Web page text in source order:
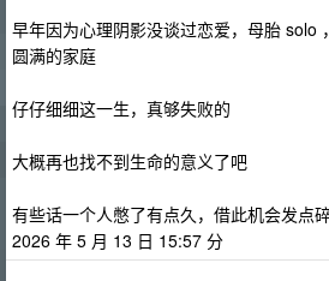
早年因为心理阴影没谈过恋爱，母胎 solo
圆满的家庭
仔仔细细这一生，真够失败的
大概再也找不到生命的意义了吧
有些话一个人憋了有点久，借此机会发点
2026 年 5 月 13 日 15:57 分